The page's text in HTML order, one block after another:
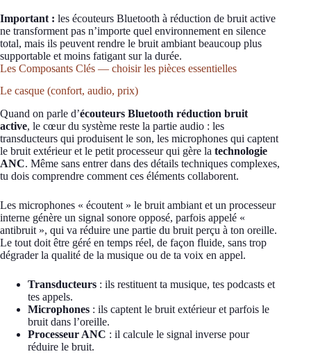
Important : les écouteurs Bluetooth à réduction de bruit active
ne transforment pas n’importe quel environnement en silence
total, mais ils peuvent rendre le bruit ambiant beaucoup plus
supportable et moins fatigant sur la durée.
Les Composants Clés — choisir les pièces essentielles
Le casque (confort, audio, prix)
Quand on parle d’écouteurs Bluetooth réduction bruit
active, le cœur du système reste la partie audio : les
transducteurs qui produisent le son, les microphones qui captent
le bruit extérieur et le petit processeur qui gère la technologie
ANC. Même sans entrer dans des détails techniques complexes,
tu dois comprendre comment ces éléments collaborent.
Les microphones « écoutent » le bruit ambiant et un processeur
interne génère un signal sonore opposé, parfois appelé «
antibruit », qui va réduire une partie du bruit perçu à ton oreille.
Le tout doit être géré en temps réel, de façon fluide, sans trop
dégrader la qualité de la musique ou de ta voix en appel.
Transducteurs : ils restituent ta musique, tes podcasts et
tes appels.
Microphones : ils captent le bruit extérieur et parfois le
bruit dans l’oreille.
Processeur ANC : il calcule le signal inverse pour
réduire le bruit.